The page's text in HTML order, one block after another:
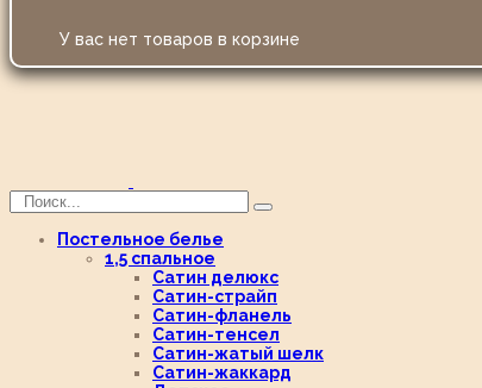
У вас нет товаров в корзине
Постельное белье
1,5 спальное
Сатин делюкс
Сатин-страйп
Сатин-фланель
Сатин-тенсел
Сатин-жатый шелк
Сатин-жаккард